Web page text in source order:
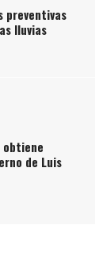
preventivas
lluvias
obtiene
de Luis